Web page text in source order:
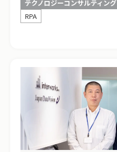
テクノロジーコンサルティング
RPA